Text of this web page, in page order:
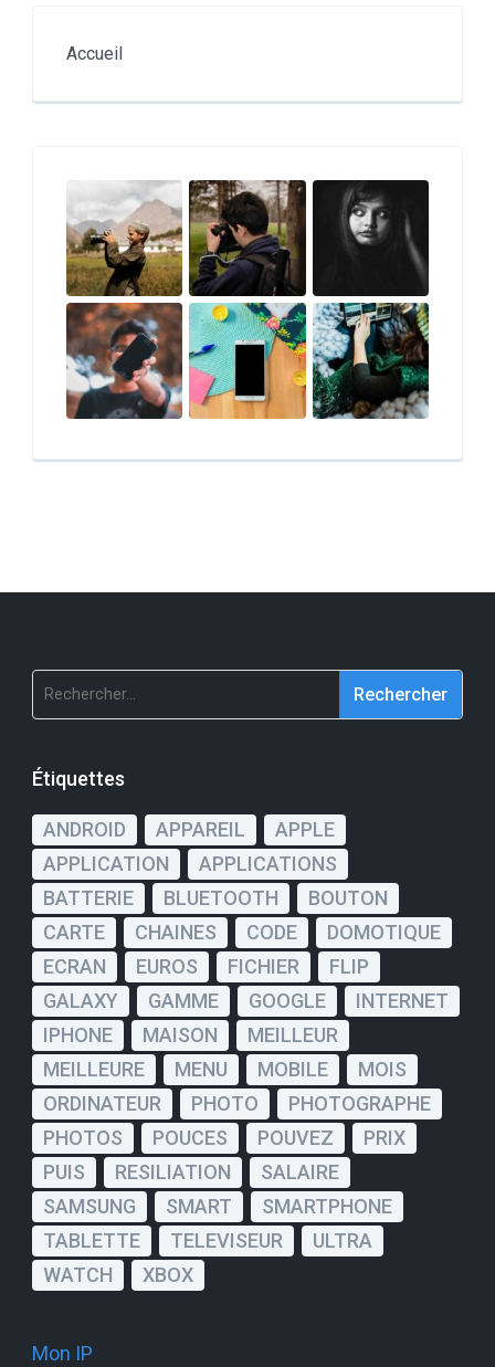
Accueil
Rechercher :
Étiquettes
ANDROID APPAREIL
APPLE
APPLICATION
APPLICATIONS
BATTERIE
BLUETOOTH
BOUTON
CARTE
CHAINES CODE
DOMOTIQUE
ECRAN
EUROS FICHIER
FLIP
GALAXY
GAMME GOOGLE
INTERNET
IPHONE
MAISON
MEILLEUR
MEILLEURE
MENU MOBILE
MOIS
ORDINATEUR
PHOTO
PHOTOGRAPHE
PHOTOS
POUCES POUVEZ
PRIX
PUIS
RESILIATION
SALAIRE
SAMSUNG
SMART
SMARTPHONE
TABLETTE
TELEVISEUR
ULTRA
WATCH
XBOX
Mon IP